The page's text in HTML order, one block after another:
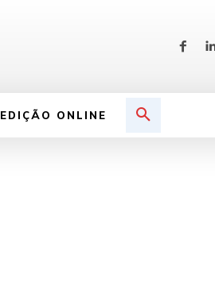
EDIÇÃO ONLINE